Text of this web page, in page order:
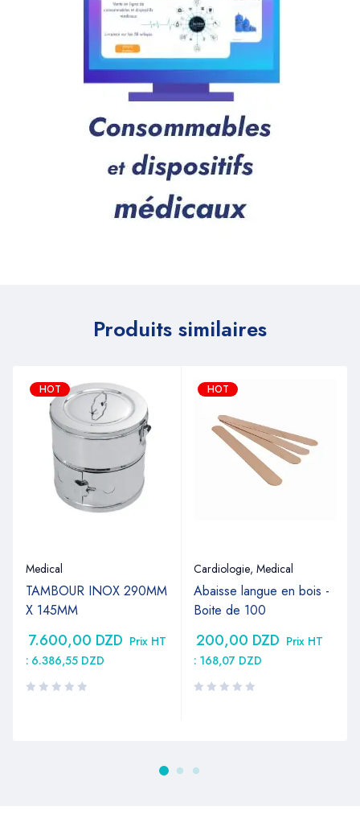
Produits similaires
HOT
Medical
TAMBOUR INOX 290MM
X 145MM
7.600,00 DZD Prix HT
: 6.386,55 DZD
HOT
Cardiologie, Medical
Abaisse langue en bois -
Boite de 100
200,00 DZD Prix HT
: 168,07 DZD